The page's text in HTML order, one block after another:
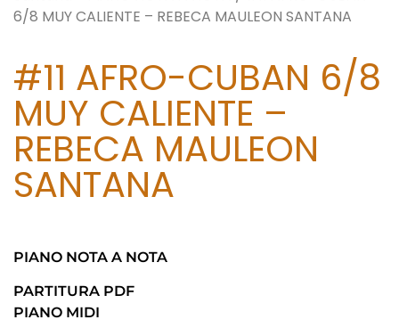
6/8 MUY CALIENTE – REBECA MAULEON SANTANA
#11 AFRO-CUBAN 6/8
MUY CALIENTE –
REBECA MAULEON
SANTANA
PIANO NOTA A NOTA
PARTITURA PDF
PIANO MIDI